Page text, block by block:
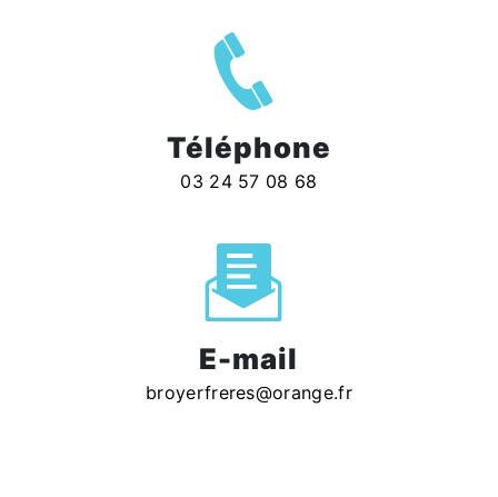
Téléphone
03 24 57 08 68
E-mail
broyerfreres@orange.fr